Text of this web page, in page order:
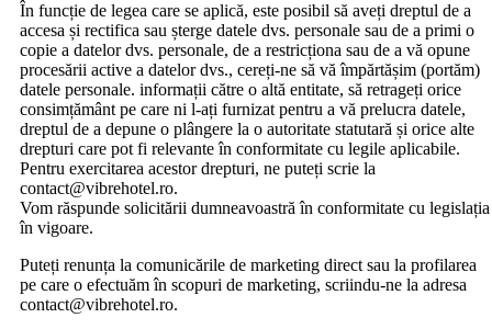
În funcție de legea care se aplică, este posibil să aveți dreptul de a
accesa și rectifica sau șterge datele dvs. personale sau de a primi o
copie a datelor dvs. personale, de a restricționa sau de a vă opune
procesării active a datelor dvs., cereți-ne să vă împărtășim (portăm)
datele personale. informații către o altă entitate, să retrageți orice
consimțământ pe care ni l-ați furnizat pentru a vă prelucra datele,
dreptul de a depune o plângere la o autoritate statutară și orice alte
drepturi care pot fi relevante în conformitate cu legile aplicabile.
Pentru exercitarea acestor drepturi, ne puteți scrie la
contact@vibrehotel.ro.
Vom răspunde solicitării dumneavoastră în conformitate cu legislația
în vigoare.
Puteți renunța la comunicările de marketing direct sau la profilarea
pe care o efectuăm în scopuri de marketing, scriindu-ne la adresa
contact@vibrehotel.ro.